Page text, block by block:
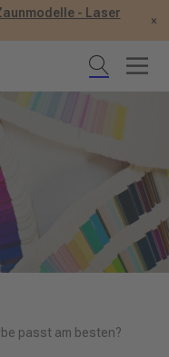
- Laser
×
passt am besten?